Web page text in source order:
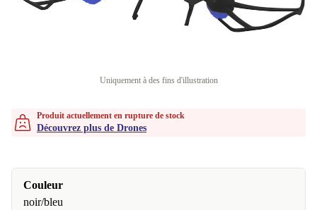
Uniquement à des fins d'illustration
Produit actuellement en rupture de stock
Découvrez plus de Drones
Couleur
noir/bleu